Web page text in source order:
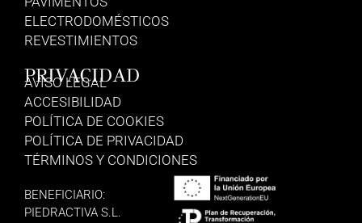
ELECTRODOMÉSTICOS
REVESTIMIENTOS
PRIVACIDAD
AVISO LEGAL
ACCESIBILIDAD
POLÍTICA DE COOKIES
POLÍTICA DE PRIVACIDAD
TÉRMINOS Y CONDICIONES
BENEFICIARIO:
PIEDRACTIVA S.L.